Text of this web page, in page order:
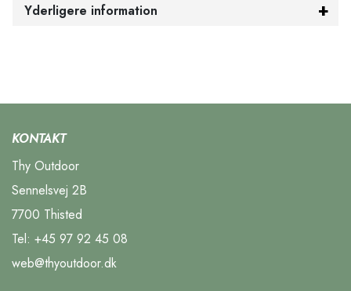
Yderligere information
KONTAKT
Thy Outdoor
Sennelsvej 2B
7700 Thisted
Tel: +45 97 92 45 08
web@thyoutdoor.dk